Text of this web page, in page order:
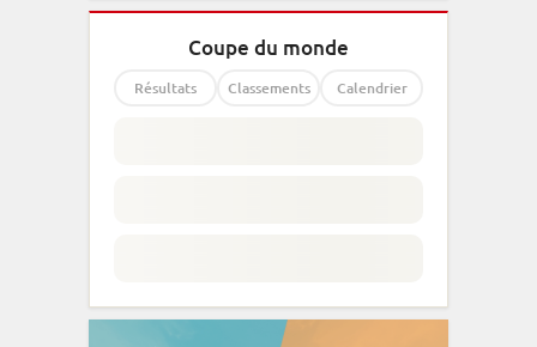
Coupe du monde
Résultats Classements Calendrier